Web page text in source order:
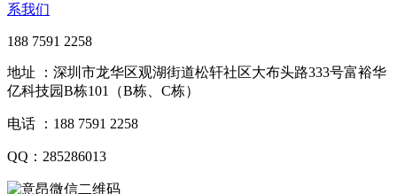
系我们
188 7591 2258
地址 ：深圳市龙华区观湖街道松轩社区大布头路333号富裕华
亿科技园B栋101（B栋、C栋）
电话 ：188 7591 2258
QQ：285286013